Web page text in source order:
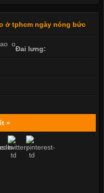
ở tphcm ngày nóng bức
Đai lưng:
»